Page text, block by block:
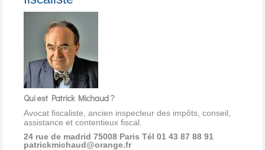
Qui est Patrick Michaud ?
Avocat fiscaliste, ancien inspecteur des impôts, conseil,
assistance et contentieux fiscal.
24 rue de madrid 75008 Paris Tél 01 43 87 88 91
patrickmichaud@orange.fr